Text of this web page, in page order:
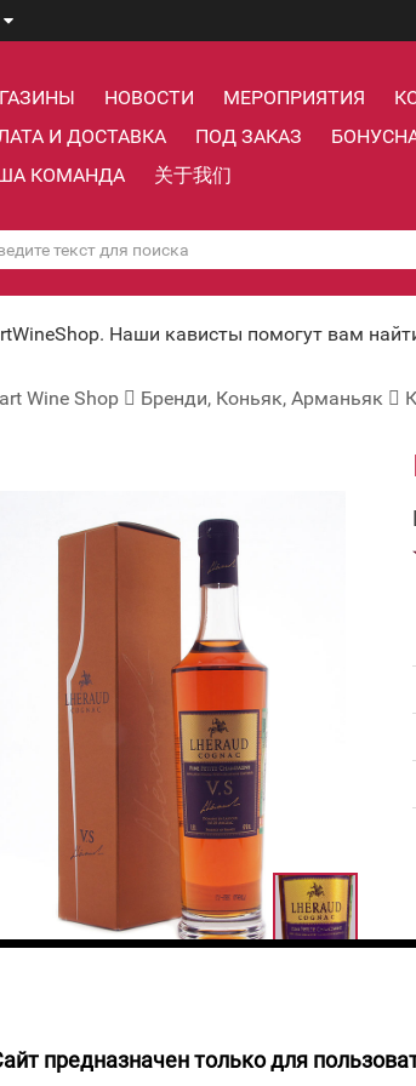
НОВОСТИ МЕРОПРИЯТИЯ
И ДОСТАВКА
ПОД ЗАКАЗ
КОМАНДА
关于我们
Наши кависты помогут вам
Wine Shop Бренди, Коньяк, Арманьяк
В НАЛИЧИИ
предназначен только для